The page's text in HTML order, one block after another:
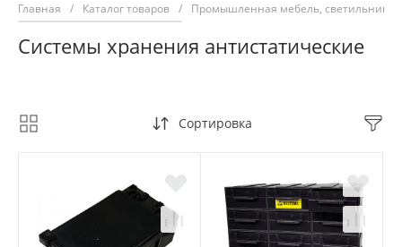
Главная / Каталог товаров / Промышленная мебель, светильники,
Системы хранения антистатические
Сортировка